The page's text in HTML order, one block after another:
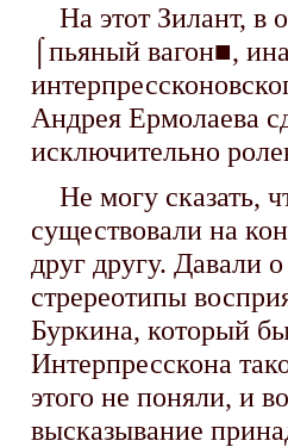
На этот Зилант, в
⌠пьяный вагон■,
Андрея Ермолаева
исключительно
Не могу сказать,
существовали на
друг другу. Давали
стререотипы
Буркина, который
Интерпресскона
этого не поняли, и
высказывание